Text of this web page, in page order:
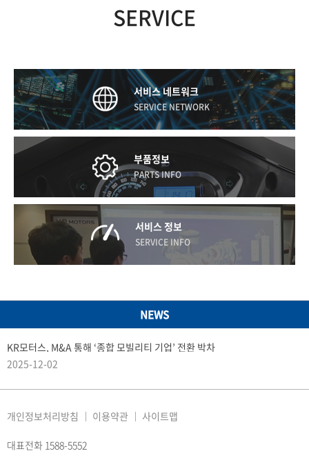
SERVICE
서비스 네트워크
SERVICE NETWORK
부품정보
PARTS INFO
서비스 정보
SERVICE INFO
NEWS
KR모터스, M&A 통해 ‘종합 모빌리티 기업’ 전환 박차
2025-12-02
개인정보처리방침 이용약관 사이트맵
대표전화 1588-5552